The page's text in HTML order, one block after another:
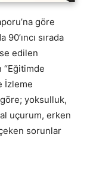
göre
sırada
edilen
“Eğitimde
İzleme
yoksulluk,
uçurum, erken
sorunlar